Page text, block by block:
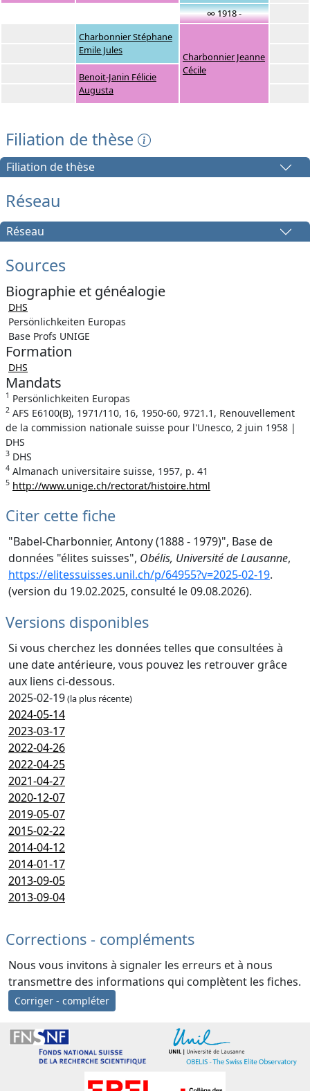
∞ 1918 -
Charbonnier Stéphane
Emile Jules
Charbonnier Jeanne
Cécile
Benoit-Janin Félicie
Augusta
Filiation de thèse
Filiation de thèse
Réseau
Réseau
Sources
Biographie et généalogie
DHS
Persönlichkeiten Europas
Base Profs UNIGE
Formation
DHS
Mandats
1 Persönlichkeiten Europas
2 AFS E6100(B), 1971/110, 16, 1950-60, 9721.1, Renouvellement
de la commission nationale suisse pour l'Unesco, 2 juin 1958 |
DHS
3 DHS
4 Almanach universitaire suisse, 1957, p. 41
5 http://www.unige.ch/rectorat/histoire.html
Citer cette fiche
"Babel-Charbonnier, Antony (1888 - 1979)", Base de
données "élites suisses", Obélis, Université de Lausanne,
https://elitessuisses.unil.ch/p/64955?v=2025-02-19.
(version du 19.02.2025, consulté le 09.08.2026).
Versions disponibles
Si vous cherchez les données telles que consultées à
une date antérieure, vous pouvez les retrouver grâce
aux liens ci-dessous.
2025-02-19(la plus récente)
2024-05-14
2023-03-17
2022-04-26
2022-04-25
2021-04-27
2020-12-07
2019-05-07
2015-02-22
2014-04-12
2014-01-17
2013-09-05
2013-09-04
Corrections - compléments
Nous vous invitons à signaler les erreurs et à nous
transmettre des informations qui complètent les fiches.
Corriger - compléter